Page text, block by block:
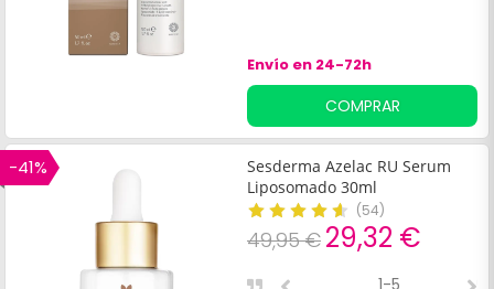
Envío en 24-72h
COMPRAR
-41%
Sesderma Azelac RU Serum
Liposomado 30ml
(54)
49,95 € 29,32 €